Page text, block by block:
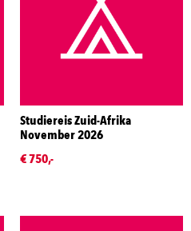
Studiereis Zuid-Afrika
November 2026
€ 750,-